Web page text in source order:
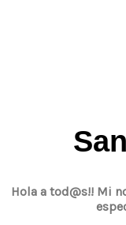
Hola a tod@s!! Mi